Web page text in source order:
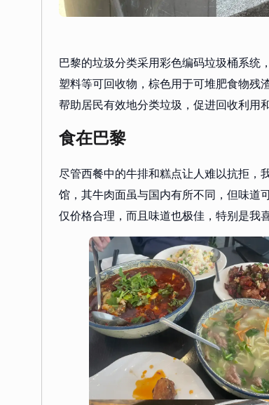
巴黎的垃圾分类采用彩色编码垃圾桶系统
塑料等可回收物，棕色用于可堆肥食物
帮助居民有效地分类垃圾，促进回收利用
食在巴黎
尽管西餐中的牛排和糕点让人难以抗拒，
馆，其牛肉面虽与国内有所不同，但味道
仅价格合理，而且味道也极佳，特别是我